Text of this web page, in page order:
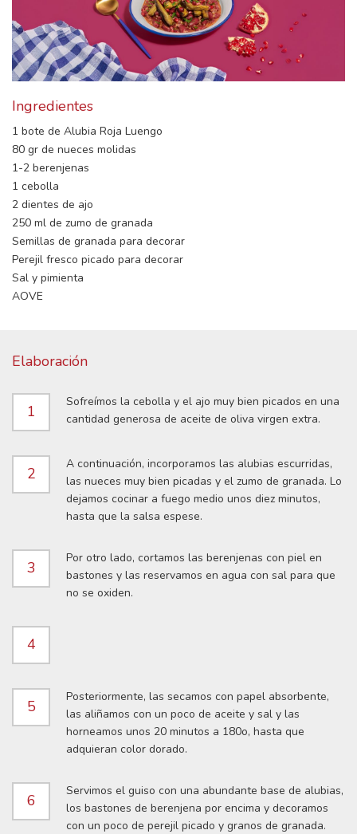
Ingredientes
1 bote de Alubia Roja Luengo
80 gr de nueces molidas
1-2 berenjenas
1 cebolla
2 dientes de ajo
250 ml de zumo de granada
Semillas de granada para decorar
Perejil fresco picado para decorar
Sal y pimienta
AOVE
Elaboración
1
Sofreímos la cebolla y el ajo muy bien picados en una
cantidad generosa de aceite de oliva virgen extra.
2
A continuación, incorporamos las alubias escurridas,
las nueces muy bien picadas y el zumo de granada. Lo
dejamos cocinar a fuego medio unos diez minutos,
hasta que la salsa espese.
3
Por otro lado, cortamos las berenjenas con piel en
bastones y las reservamos en agua con sal para que
no se oxiden.
4
5
Posteriormente, las secamos con papel absorbente,
las aliñamos con un poco de aceite y sal y las
horneamos unos 20 minutos a 180o, hasta que
adquieran color dorado.
6
Servimos el guiso con una abundante base de alubias,
los bastones de berenjena por encima y decoramos
con un poco de perejil picado y granos de granada.